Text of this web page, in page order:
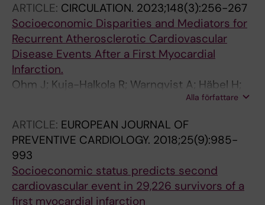
ARTICLE: CIRCULATION. 2023;148(3):256-267
Socioeconomic Disparities and Mediators for
Recurrent Atherosclerotic Cardiovascular
Disease Events After a First Myocardial
Infarction.
Ohm J; Kuja-Halkola R; Warnqvist A; Häbel H;
Skoglund PH; Sundström J; Hambraeus K;
Alla författare
ARTICLE: EUROPEAN JOURNAL OF
PREVENTIVE CARDIOLOGY. 2018;25(9):985-
993
Socioeconomic status predicts second
cardiovascular event in 29,226 survivors of a
first myocardial infarction